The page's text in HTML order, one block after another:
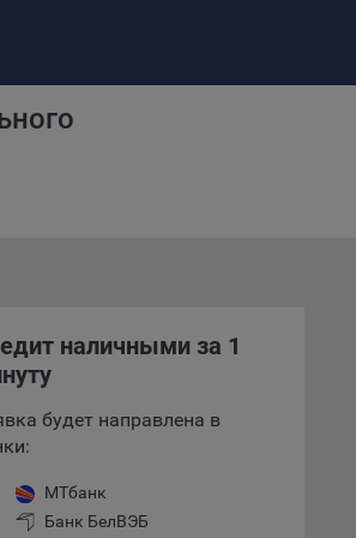
наличными за 1
будет направлена в
МТбанк
Банк БелВЭБ